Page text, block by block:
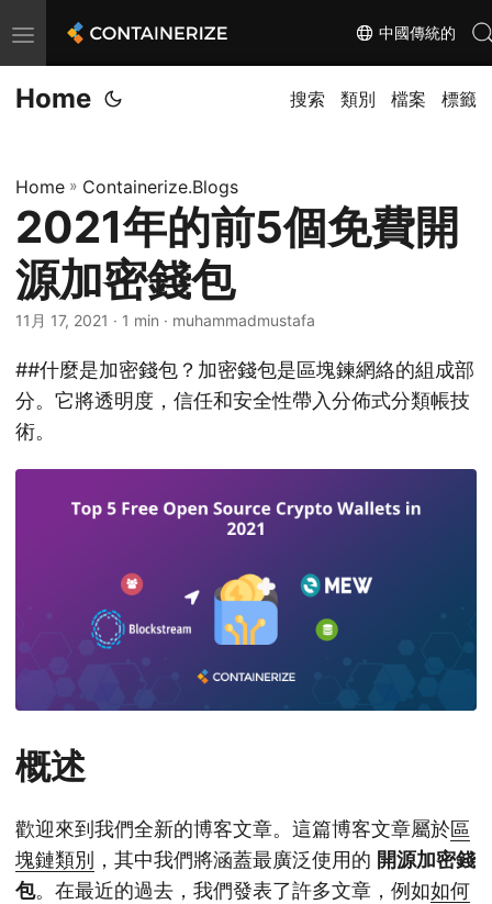
T
o
g
e
n
a
v
i
a
t
i
o
中國傳統的
Home 搜索 類別 檔案 標籤
Home » Containerize.Blogs
2021年的前5個免費開
源加密錢包
11月 17, 2021 · 1 min · muhammadmustafa
##什麼是加密錢包？加密錢包是區塊鍊網絡的組成部
分。它將透明度，信任和安全性帶入分佈式分類帳技
術。
概述
歡迎來到我們全新的博客文章。這篇博客文章屬於區
塊鏈類別 ，其中我們將涵蓋最廣泛使用的 開源加密錢
包。在最近的過去，我們發表了許多文章，例如如何